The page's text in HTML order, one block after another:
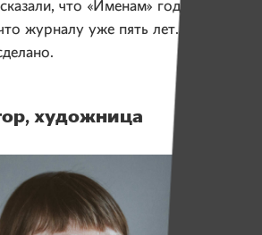
что «Именам» год, я очень
журналу уже пять лет. Столько
художница